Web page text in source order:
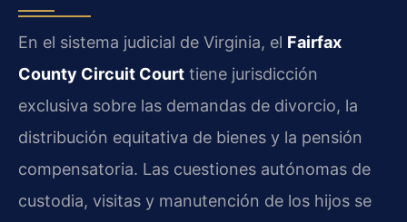
En el sistema judicial de Virginia, el Fairfax
County Circuit Court tiene jurisdicción
exclusiva sobre las demandas de divorcio, la
distribución equitativa de bienes y la pensión
compensatoria. Las cuestiones autónomas de
custodia, visitas y manutención de los hijos se